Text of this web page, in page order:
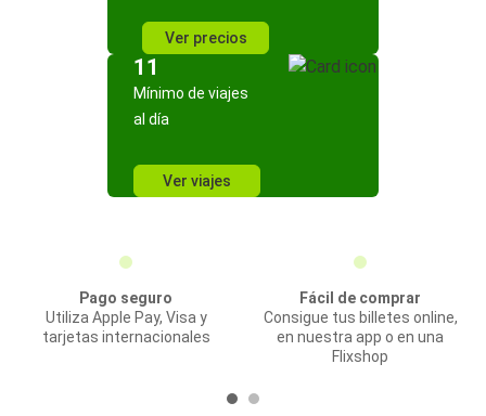
Ver precios
11
Mínimo de viajes
al día
Ver viajes
Pago seguro
Utiliza Apple Pay, Visa y
tarjetas internacionales
Fácil de comprar
Consigue tus billetes online,
en nuestra app o en una
Flixshop